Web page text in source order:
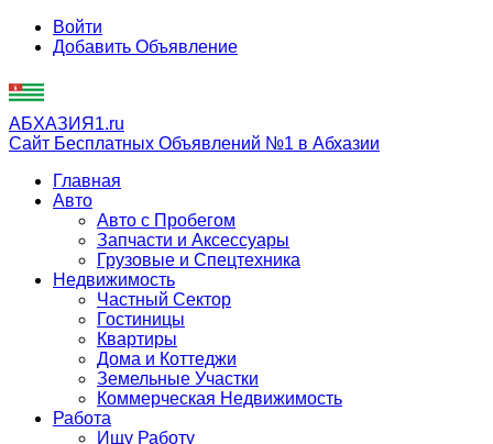
Войти
Добавить Объявление
АБХАЗИЯ1.ru
Сайт Бесплатных Объявлений №1 в Абхазии
Главная
Авто
Авто с Пробегом
Запчасти и Аксессуары
Грузовые и Спецтехника
Недвижимость
Частный Сектор
Гостиницы
Квартиры
Дома и Коттеджи
Земельные Участки
Коммерческая Недвижимость
Работа
Ищу Работу